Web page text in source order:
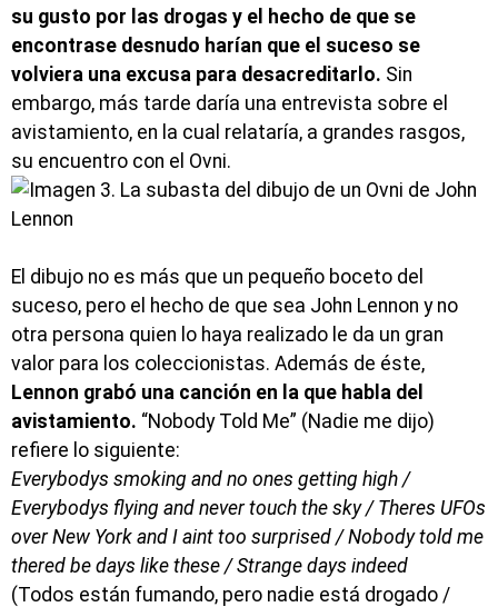
su gusto por las drogas y el hecho de que se
encontrase desnudo harían que el suceso se
volviera una excusa para desacreditarlo. Sin
embargo, más tarde daría una entrevista sobre el
avistamiento, en la cual relataría, a grandes rasgos,
su encuentro con el Ovni.
El dibujo no es más que un pequeño boceto del
suceso, pero el hecho de que sea John Lennon y no
otra persona quien lo haya realizado le da un gran
valor para los coleccionistas. Además de éste,
Lennon grabó una canción en la que habla del
avistamiento. “Nobody Told Me” (Nadie me dijo)
refiere lo siguiente:
Everybodys smoking and no ones getting high /
Everybodys flying and never touch the sky / Theres UFOs
over New York and I aint too surprised / Nobody told me
thered be days like these / Strange days indeed
(Todos están fumando, pero nadie está drogado /